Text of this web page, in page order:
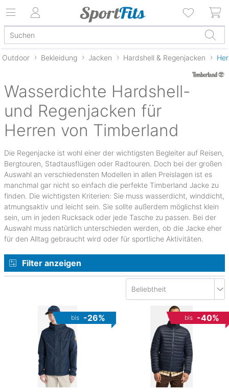
Outdoor Bekleidung Jacken Hardshell & Regenjacken
Wasserdichte Hardshell-
und Regenjacken für
Herren von Timberland
Die Regenjacke ist wohl einer der wichtigsten Begleiter auf Reisen,
Bergtouren, Stadtausflügen oder Radtouren. Doch bei der großen
Auswahl an verschiedensten Modellen in allen Preislagen ist es
manchmal gar nicht so einfach die perfekte Timberland Jacke zu
finden. Die wichtigsten Kriterien: Sie muss wasserdicht, winddicht,
atmungsaktiv und leicht sein. Sie sollte außerdem möglichst klein
sein, um in jeden Rucksack oder jede Tasche zu passen. Bei der
Auswahl muss natürlich unterschieden werden, ob die Jacke eher
für den Alltag gebraucht wird oder für sportliche Aktivitäten.
Filter anzeigen
bis -26% bis -40%